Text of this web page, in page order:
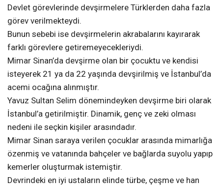
Devlet görevlerinde devşirmelere Türklerden daha fazla
görev verilmekteydi.
Bunun sebebi ise devşirmelerin akrabalarını kayırarak
farklı görevlere getiremeyecekleriydi.
Mimar Sinan’da devşirme olan bir çocuktu ve kendisi
isteyerek 21 ya da 22 yaşında devşirilmiş ve İstanbul’da
acemi ocağına alınmıştır.
Yavuz Sultan Selim dönemindeyken devşirme biri olarak
İstanbul’a getirilmiştir. Dinamik, genç ve zeki olması
nedeni ile seçkin kişiler arasındadır.
Mimar Sinan saraya verilen çocuklar arasında mimarlığa
özenmiş ve vatanında bahçeler ve bağlarda suyolu yapıp
kemerler oluşturmak istemiştir.
Devrindeki en iyi ustaların elinde türbe, çeşme ve han